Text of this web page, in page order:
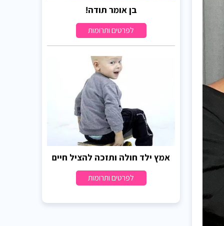
בן אומר תודה!
לפרטים ותרומות
אמץ ילד חולה ותזכה להציל חיים
לפרטים ותרומות